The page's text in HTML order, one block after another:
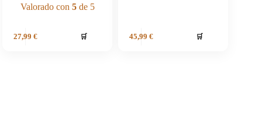
Valorado con 5de 5
27,99 € 🛒 45,99 € 🛒